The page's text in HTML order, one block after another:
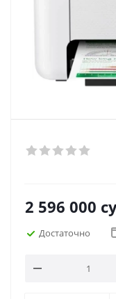
2 596 000
Достаточно